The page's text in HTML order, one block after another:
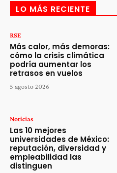
LO MÁS RECIENTE
RSE
Más calor, más demoras:
cómo la crisis climática
podría aumentar los
retrasos en vuelos
5 agosto 2026
Noticias
Las 10 mejores
universidades de México:
reputación, diversidad y
empleabilidad las
distinguen